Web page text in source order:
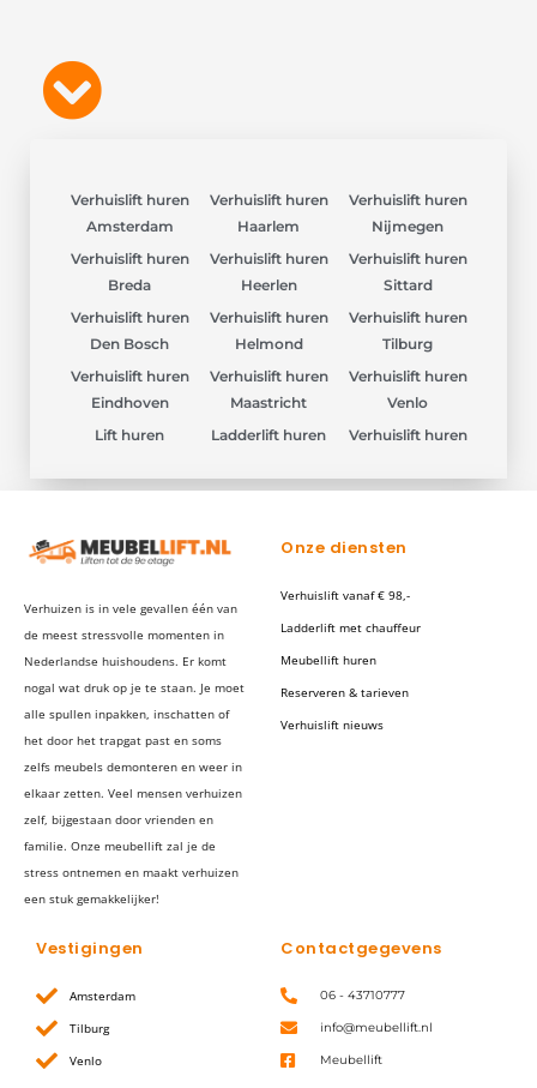
Verhuislift huren
Amsterdam
Verhuislift huren
Breda
Verhuislift huren
Den Bosch
Verhuislift huren
Eindhoven
Lift huren
Verhuislift huren
Haarlem
Verhuislift huren
Heerlen
Verhuislift huren
Helmond
Verhuislift huren
Maastricht
Ladderlift huren
Verhuislift huren
Nijmegen
Verhuislift huren
Sittard
Verhuislift huren
Tilburg
Verhuislift huren
Venlo
Verhuislift huren
Verhuizen is in vele gevallen één van
de meest stressvolle momenten in
Nederlandse huishoudens. Er komt
nogal wat druk op je te staan. Je moet
alle spullen inpakken, inschatten of
het door het trapgat past en soms
zelfs meubels demonteren en weer in
elkaar zetten. Veel mensen verhuizen
zelf, bijgestaan door vrienden en
familie. Onze meubellift zal je de
stress ontnemen en maakt verhuizen
een stuk gemakkelijker!
Onze diensten
Verhuislift vanaf € 98,-
Ladderlift met chauffeur
Meubellift huren
Reserveren & tarieven
Verhuislift nieuws
Vestigingen
Amsterdam
Tilburg
Venlo
Contactgegevens
06 - 43710777
info@meubellift.nl
Meubellift